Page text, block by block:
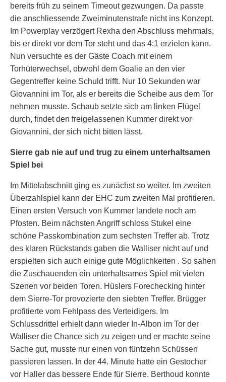
bereits früh zu seinem Timeout gezwungen. Da passte
die anschliessende Zweiminutenstrafe nicht ins Konzept.
Im Powerplay verzögert Rexha den Abschluss mehrmals,
bis er direkt vor dem Tor steht und das 4:1 erzielen kann.
Nun versuchte es der Gäste Coach mit einem
Torhüterwechsel, obwohl dem Goalie an den vier
Gegentreffer keine Schuld trifft. Nur 10 Sekunden war
Giovannini im Tor, als er bereits die Scheibe aus dem Tor
nehmen musste. Schaub setzte sich am linken Flügel
durch, findet den freigelassenen Kummer direkt vor
Giovannini, der sich nicht bitten lässt.
Sierre gab nie auf und trug zu einem unterhaltsamen
Spiel bei
Im Mittelabschnitt ging es zunächst so weiter. Im zweiten
Überzahlspiel kann der EHC zum zweiten Mal profitieren.
Einen ersten Versuch von Kummer landete noch am
Pfosten. Beim nächsten Angriff schloss Stukel eine
schöne Passkombination zum sechsten Treffer ab. Trotz
des klaren Rückstands gaben die Walliser nicht auf und
erspielten sich auch einige gute Möglichkeiten . So sahen
die Zuschauenden ein unterhaltsames Spiel mit vielen
Szenen vor beiden Toren. Hüslers Forechecking hinter
dem Sierre-Tor provozierte den siebten Treffer. Brügger
profitierte vom Fehlpass des Verteidigers. Im
Schlussdrittel erhielt dann wieder In-Albon im Tor der
Walliser die Chance sich zu zeigen und er machte seine
Sache gut, musste nur einen von fünfzehn Schüssen
passieren lassen. In der 44. Minute hatte ein Gestocher
vor Haller das bessere Ende für Sierre. Berthoud konnte